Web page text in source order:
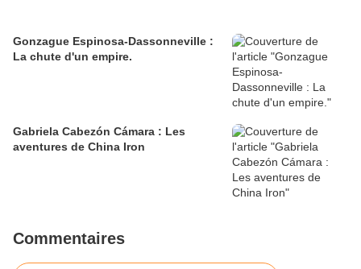
Gonzague Espinosa-Dassonneville :
La chute d'un empire.
Gabriela Cabezón Cámara : Les
aventures de China Iron
Commentaires